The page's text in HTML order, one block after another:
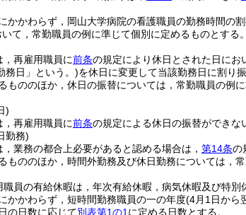
かかわらず，岡山大学病院の看護職員の勤務時間の割
て，常勤職員の例に準じて個別に定めるものとする。
，再雇用職員に前条の規定により休日とされた日に
務日」という。)を休日に変更して当該勤務日に割り
もののほか，休日の振替については，常勤職員の例
)
，再雇用職員に前条の規定による休日の振替ができな
勤務)
，業務の都合上必要があると認める場合は， 第14条の
もののほか，時間外勤務及び休日勤務については，
職員の有給休暇は，年次有給休暇，病気休暇及び特別
かかわらず，短時間勤務職員の一の年度(4月1日から
の日数に応じて別表第1の1 に定める日数とする。